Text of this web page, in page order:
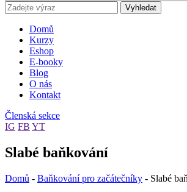
Vyhledat
Domů
Kurzy
Eshop
E-booky
Blog
O nás
Kontakt
Členská sekce
IG FB YT
Slabé baňkování
Domů - Baňkování pro začátečníky - Slabé